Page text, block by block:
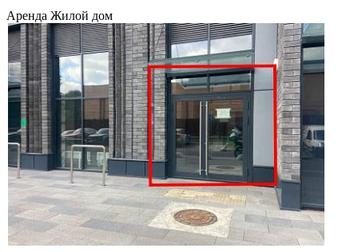
Аренда Жилой дом